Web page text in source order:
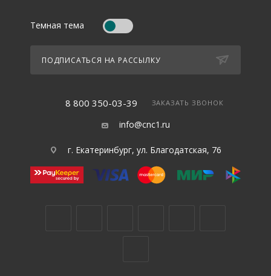
Темная тема
ПОДПИСАТЬСЯ НА РАССЫЛКУ
8 800 350-03-39 ЗАКАЗАТЬ ЗВОНОК
info@cnc1.ru
г. Екатеринбург, ул. Благодатская, 76